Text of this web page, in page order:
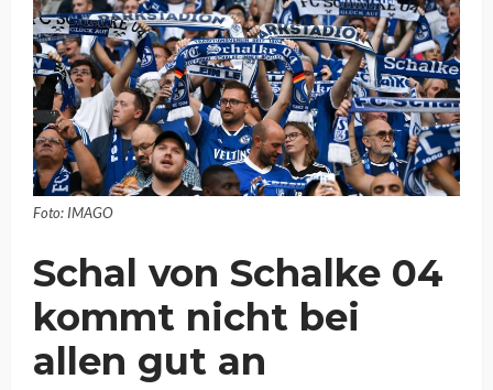
Foto: IMAGO
Schal von Schalke 04
kommt nicht bei
allen gut an